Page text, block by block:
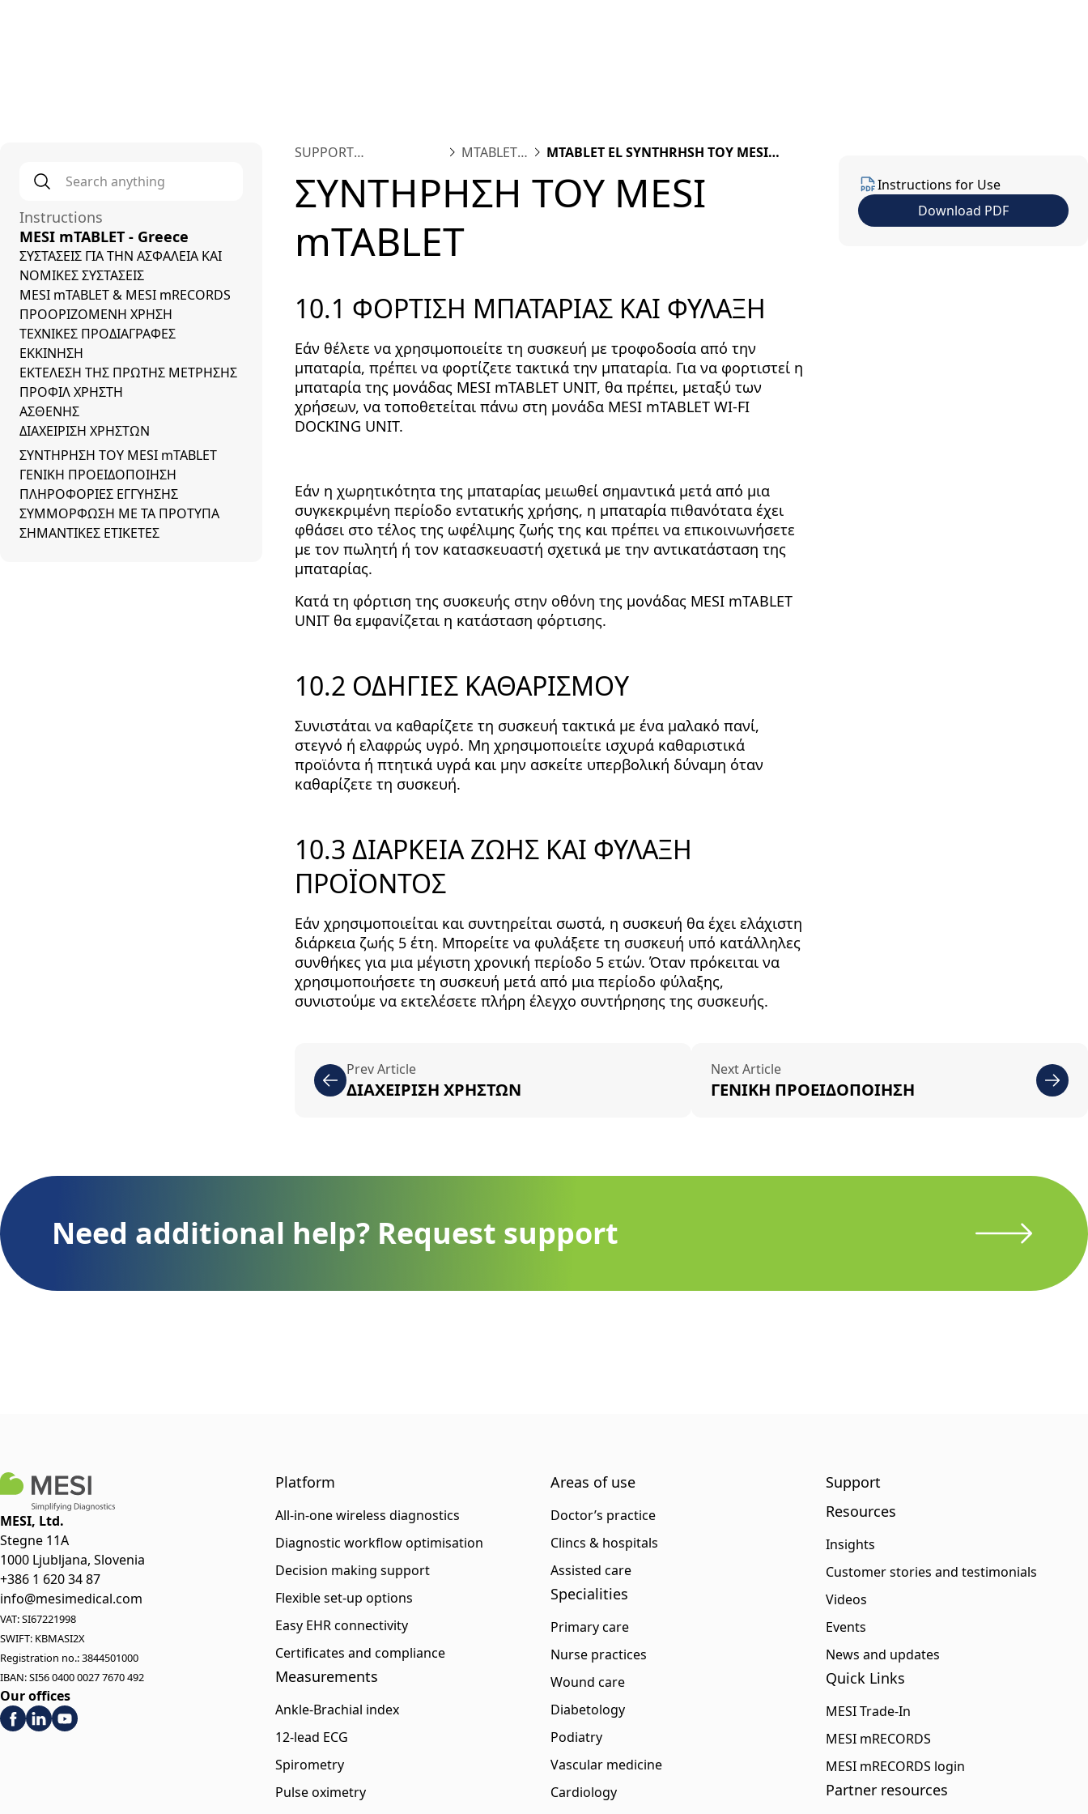
Instructions
MESI mTABLET - Greece
ΣΥΣΤΑΣΕΙΣ ΓΙΑ ΤΗΝ ΑΣΦΑΛΕΙΑ ΚΑΙ
ΝΟΜΙΚΕΣ ΣΥΣΤΑΣΕΙΣ
MESI mTABLET & MESI mRECORDS
ΠΡΟΟΡΙΖΟΜΕΝΗ ΧΡΗΣΗ
ΤΕΧΝΙΚΕΣ ΠΡΟΔΙΑΓΡΑΦΕΣ
ΕΚΚΙΝΗΣΗ
ΕΚΤΕΛΕΣΗ ΤΗΣ ΠΡΩΤΗΣ ΜΕΤΡΗΣΗΣ
ΠΡΟΦΙΛ ΧΡΗΣΤΗ
ΑΣΘΕΝΗΣ
ΔΙΑΧΕΙΡΙΣΗ ΧΡΗΣΤΩΝ
ΣΥΝΤΗΡΗΣΗ ΤΟΥ MESI mTABLET
ΓΕΝΙΚΗ ΠΡΟΕΙΔΟΠΟΙΗΣΗ
ΠΛΗΡΟΦΟΡΙΕΣ ΕΓΓΥΗΣΗΣ
ΣΥΜΜΟΡΦΩΣΗ ΜΕ ΤΑ ΠΡΟΤΥΠΑ
ΣΗΜΑΝΤΙΚΕΣ ΕΤΙΚΕΤΕΣ
Instructions for Use
Download PDF
SUPPORT
MTABLET
MTABLET EL SYNTHRHSH TOY MESI
ΣΥΝΤΗΡΗΣΗ ΤΟΥ MESI
mTABLET
10.1 ΦΟΡΤΙΣΗ ΜΠΑΤΑΡΙΑΣ ΚΑΙ ΦΥΛΑΞΗ
Εάν θέλετε να χρησιμοποιείτε τη συσκευή με τροφοδοσία από την
μπαταρία, πρέπει να φορτίζετε τακτικά την μπαταρία. Για να φορτιστεί η
μπαταρία της μονάδας MESI mTABLET UNIT, θα πρέπει, μεταξύ των
χρήσεων, να τοποθετείται πάνω στη μονάδα MESI mTABLET WI-FI
DOCKING UNIT.
Εάν η χωρητικότητα της μπαταρίας μειωθεί σημαντικά μετά από μια
συγκεκριμένη περίοδο εντατικής χρήσης, η μπαταρία πιθανότατα έχει
φθάσει στο τέλος της ωφέλιμης ζωής της και πρέπει να επικοινωνήσετε
με τον πωλητή ή τον κατασκευαστή σχετικά με την αντικατάσταση της
μπαταρίας.
Κατά τη φόρτιση της συσκευής στην οθόνη της μονάδας MESI mTABLET
UNIT θα εμφανίζεται η κατάσταση φόρτισης.
10.2 ΟΔΗΓΙΕΣ ΚΑΘΑΡΙΣΜΟΥ
Συνιστάται να καθαρίζετε τη συσκευή τακτικά με ένα μαλακό πανί,
στεγνό ή ελαφρώς υγρό. Μη χρησιμοποιείτε ισχυρά καθαριστικά
προϊόντα ή πτητικά υγρά και μην ασκείτε υπερβολική δύναμη όταν
καθαρίζετε τη συσκευή.
10.3 ΔΙΑΡΚΕΙΑ ΖΩΗΣ ΚΑΙ ΦΥΛΑΞΗ
ΠΡΟΪΟΝΤΟΣ
Εάν χρησιμοποιείται και συντηρείται σωστά, η συσκευή θα έχει ελάχιστη
διάρκεια ζωής 5 έτη. Μπορείτε να φυλάξετε τη συσκευή υπό κατάλληλες
συνθήκες για μια μέγιστη χρονική περίοδο 5 ετών. Όταν πρόκειται να
χρησιμοποιήσετε τη συσκευή μετά από μια περίοδο φύλαξης,
συνιστούμε να εκτελέσετε πλήρη έλεγχο συντήρησης της συσκευής.
Prev Article
ΔΙΑΧΕΙΡΙΣΗ ΧΡΗΣΤΩΝ
Next Article
ΓΕΝΙΚΗ ΠΡΟΕΙΔΟΠΟΙΗΣΗ
Need additional help? Request support
MESI, Ltd.
Stegne 11A
1000 Ljubljana, Slovenia
+386 1 620 34 87
info@mesimedical.com
VAT: SI67221998
SWIFT: KBMASI2X
Registration no.: 3844501000
IBAN: SI56 0400 0027 7670 492
Our offices
Platform
All-in-one wireless diagnostics
Diagnostic workflow optimisation
Decision making support
Flexible set-up options
Easy EHR connectivity
Certificates and compliance
Measurements
Ankle-Brachial index
12-lead ECG
Spirometry
Pulse oximetry
Areas of use
Doctor’s practice
Clincs & hospitals
Assisted care
Specialities
Primary care
Nurse practices
Wound care
Diabetology
Podiatry
Vascular medicine
Cardiology
Support
Resources
Insights
Customer stories and testimonials
Videos
Events
News and updates
Quick Links
MESI Trade-In
MESI mRECORDS
MESI mRECORDS login
Partner resources